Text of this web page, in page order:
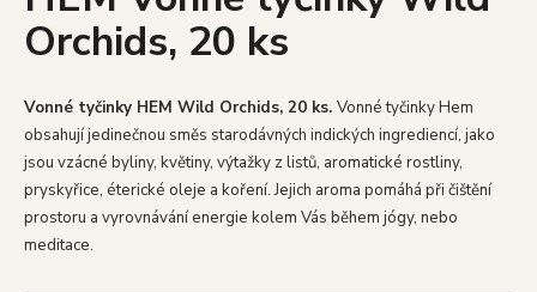
0,0
z
hvězdiček.
Orchids, 20 ks
Vonné tyčinky HEM Wild Orchids, 20 ks. Vonné tyčinky Hem
obsahují jedinečnou směs starodávných indických ingrediencí, jako
jsou vzácné byliny, květiny, výtažky z listů, aromatické rostliny,
pryskyřice, éterické oleje a koření.Jejich aroma pomáhá při čištění
prostoru a vyrovnávání energie kolem Vás během jógy, nebo
meditace.
a
j
í
t
?